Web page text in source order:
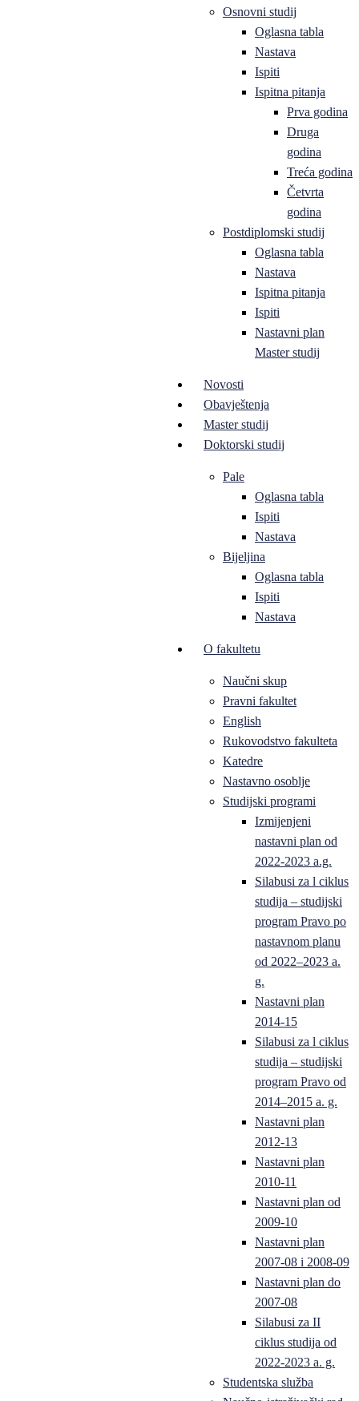
Osnovni studij
Oglasna tabla
Nastava
Ispiti
Ispitna pitanja
Prva godina
Druga
godina
Treća godina
Četvrta
godina
Postdiplomski studij
Oglasna tabla
Nastava
Ispitna pitanja
Ispiti
Nastavni plan
Master studij
Novosti
Obavještenja
Master studij
Doktorski studij
Pale
Oglasna tabla
Ispiti
Nastava
Bijeljina
Oglasna tabla
Ispiti
Nastava
O fakultetu
Naučni skup
Pravni fakultet
English
Rukovodstvo fakulteta
Katedre
Nastavno osoblje
Studijski programi
Izmijenjeni
nastavni plan od
2022-2023 a.g.
Silabusi za l ciklus
studija – studijski
program Pravo po
nastavnom planu
od 2022–2023 a.
g.
Nastavni plan
2014-15
Silabusi za l ciklus
studija – studijski
program Pravo od
2014–2015 a. g.
Nastavni plan
2012-13
Nastavni plan
2010-11
Nastavni plan od
2009-10
Nastavni plan
2007-08 i 2008-09
Nastavni plan do
2007-08
Silabusi za II
ciklus studija od
2022-2023 a. g.
Studentska služba